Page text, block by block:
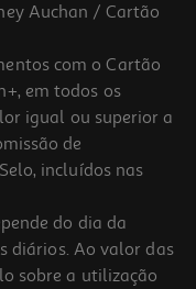
Auchan / Cartão
com o Cartão
em todos os
igual ou superior a
de
incluídos nas
do dia da
diários. Ao valor das
sobre a utilização